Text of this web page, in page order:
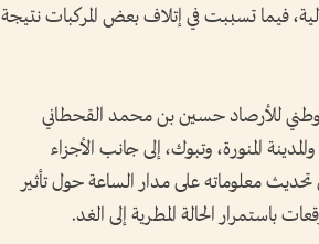
فيما تسببت في إتلاف بعض المركبات نتيجة
للأرصاد حسين بن محمد القحطاني
المنورة، وتبوك، إلى جانب الأجزاء
تحديث معلوماته على مدار الساعة حول تأثير
باستمرار الحالة المطرية إلى الغد.